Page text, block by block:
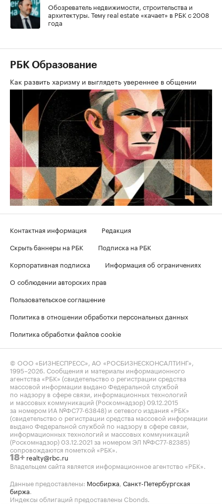
Обозреватель недвижимости, строительства и
архитектуры. Тему real estate «качает» в РБК с 2008
года
РБК Образование
Как развить харизму и выглядеть увереннее в общении
Контактная информация
Редакция
Скрыть баннеры на РБК
Подписка на РБК
Корпоративная подписка
Информация об ограничениях
О соблюдении авторских прав
Пользовательское соглашение
Политика в отношении обработки персональных данных
Политика обработки файлов cookie
© ООО «БИЗНЕСПРЕСС», АО «РОСБИЗНЕСКОНСАЛТИНГ»,
1995–2026 . Сообщения и материалы информационного
агентства «РБК» (свидетельство о регистрации средства
массовой информации выдано Федеральной службой
по надзору в сфере связи, информационных технологий
и массовых коммуникаций (Роскомнадзор) 09.12.2015
за номером ИА №ФС77-63848) и сетевого издания «РБК»
(свидетельство о регистрации средства массовой информации
выдано Федеральной службой по надзору в сфере связи,
информационных технологий и массовых коммуникаций
(Роскомнадзор) 03.12.2021 за номером ЭЛ №ФС77-82385)
сопровождаются пометкой «РБК».
18+ realty@rbc.ru
Владельцем сайта является информационное агентство «РБК».
Данные предоставлены: Мосбиржа Санкт-Петербургская
биржа
Индексы облигаций предоставлены Cbonds.